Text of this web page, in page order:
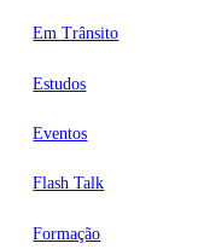
Em Trânsito
Estudos
Eventos
Flash Talk
Formação